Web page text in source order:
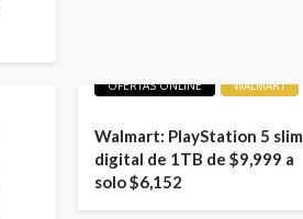
OFERTAS ONLINE
WALMART
Walmart: PlayStation 5 slim
digital de 1TB de $9,999 a
solo $6,152